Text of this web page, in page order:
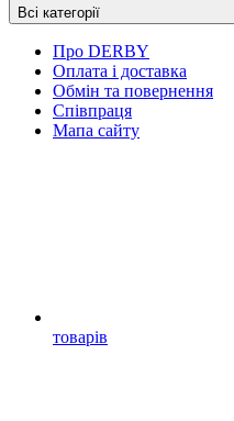
Всі категорії
Про DERBY
Оплата і доставка
Обмін та повернення
Співпраця
Мапа сайту
товарів